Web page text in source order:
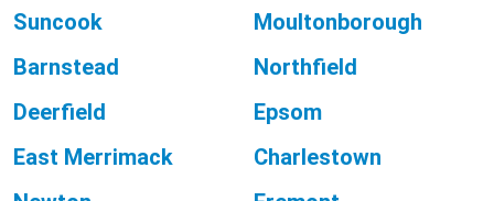
Suncook
Moultonborough
Barnstead
Northfield
Deerfield
Epsom
East Merrimack
Charlestown